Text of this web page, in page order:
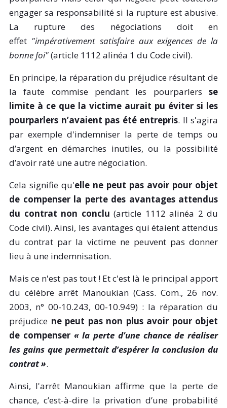
engager sa responsabilité si la rupture est abusive.
La rupture des négociations doit en
effet "impérativement satisfaire aux exigences de la
bonne foi"(article 1112 alinéa 1 du Code civil).
En principe, la réparation du préjudice résultant de
la faute commise pendant les pourparlers se
limite à ce que la victime aurait pu éviter si les
pourparlers n’avaient pas été entrepris. Il s'agira
par exemple d'indemniser la perte de temps ou
d’argent en démarches inutiles, ou la possibilité
d’avoir raté une autre négociation.
Cela signifie qu'elle ne peut pas avoir pour objet
de compenser la perte des avantages attendus
du contrat non conclu (article 1112 alinéa 2 du
Code civil). Ainsi, les avantages qui étaient attendus
du contrat par la victime ne peuvent pas donner
lieu à une indemnisation.
Mais ce n'est pas tout ! Et c'est là le principal apport
du célèbre arrêt Manoukian (Cass. Com., 26 nov.
2003, n° 00-10.243, 00-10.949) : la réparation du
préjudice ne peut pas non plus avoir pour objet
de compenser « la perte d’une chance de réaliser
les gains que permettait d’espérer la conclusion du
contrat ».
Ainsi, l'arrêt Manoukian affirme que la perte de
chance, c’est-à-dire la privation d’une probabilité